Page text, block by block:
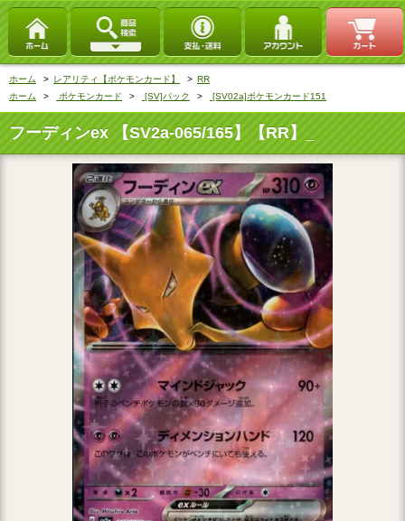
ホーム > レアリティ【ポケモンカード】 > RR
ホーム
> ポケモンカード > [SV]パック > [SV02a]ポケモンカード151
フーディンex 【SV2a-065/165】【RR】_